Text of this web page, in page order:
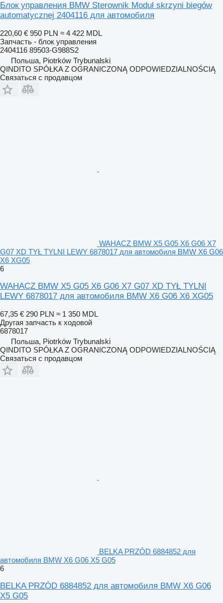
Блок управления BMW Sterownik Moduł skrzyni biegów
automatycznej 2404116 для автомобиля
220,60 € 950 PLN ≈ 4 422 MDL
Запчасть - блок управления
2404116 89503-G988S2
Польша, Piotrków Trybunalski
QINDITO SPÓŁKA Z OGRANICZONĄ ODPOWIEDZIALNOŚCIĄ
Связаться с продавцом
WAHACZ BMW X5 G05 X6 G06 X7
G07 XD TYŁ TYLNI LEWY 6878017 для автомобиля BMW X6 G06
X6 XG05
6
WAHACZ BMW X5 G05 X6 G06 X7 G07 XD TYŁ TYLNI
LEWY 6878017 для автомобиля BMW X6 G06 X6 XG05
67,35 € 290 PLN ≈ 1 350 MDL
Другая запчасть к ходовой
6878017
Польша, Piotrków Trybunalski
QINDITO SPÓŁKA Z OGRANICZONĄ ODPOWIEDZIALNOŚCIĄ
Связаться с продавцом
BELKA PRZÓD 6884852 для
автомобиля BMW X6 G06 X5 G05
6
BELKA PRZÓD 6884852 для автомобиля BMW X6 G06
X5 G05